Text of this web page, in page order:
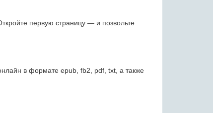
первую страницу — и позвольте
в формате epub, fb2, pdf, txt, а также